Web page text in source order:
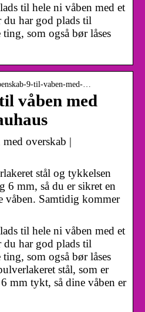
til hele ni våben med et
du har god plads til
som også bør låses
9-til-vaben-med-…
våben med
overskab |
stål og tykkelsen
6 mm, så du er sikret en
våben. Samtidig kommer
til hele ni våben med et
du har god plads til
som også bør låses
stål, som er
mm tykt, så dine våben er